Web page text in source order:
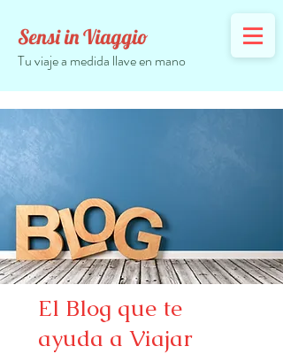
Sensi in Viaggio
Tu viaje a medida llave en mano
El Blog que te
ayuda a Viajar